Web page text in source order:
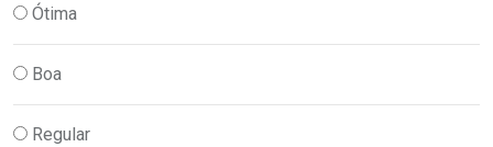
Ótima
Boa
Regular